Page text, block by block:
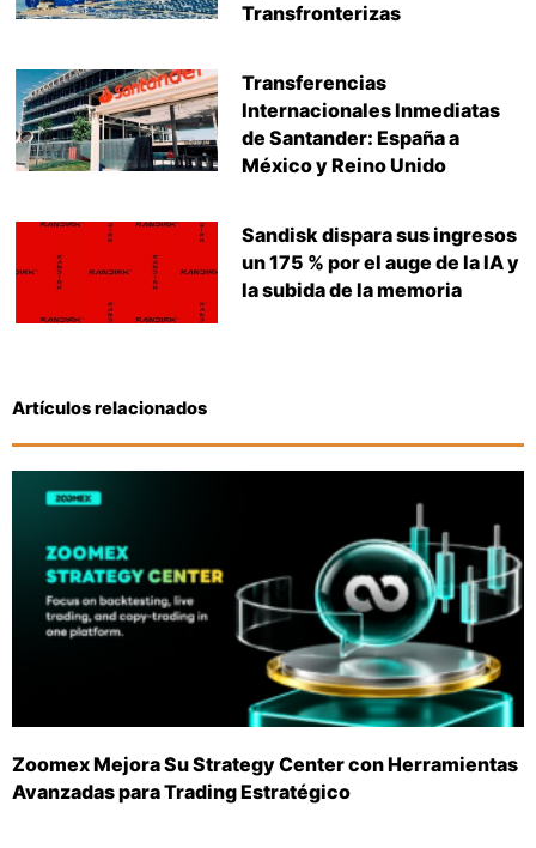
Transfronterizas
Transferencias
Internacionales Inmediatas
de Santander: España a
México y Reino Unido
Sandisk dispara sus ingresos
un 175 % por el auge de la IA y
la subida de la memoria
Artículos relacionados
Zoomex Mejora Su Strategy Center con Herramientas
Avanzadas para Trading Estratégico